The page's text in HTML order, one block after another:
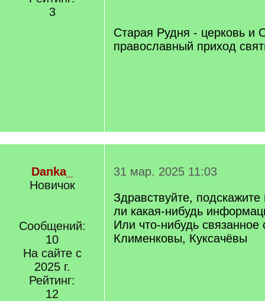
3
Старая Рудня - церковь и
православный приход
Danka_
Новичок
Сообщений:
10
На сайте с
2025 г.
Рейтинг:
12
31 мар. 2025 11:03
Здравствуйте, подскажите
ли какая-нибудь
Или что-нибудь
Клименковы, Куксачёвы